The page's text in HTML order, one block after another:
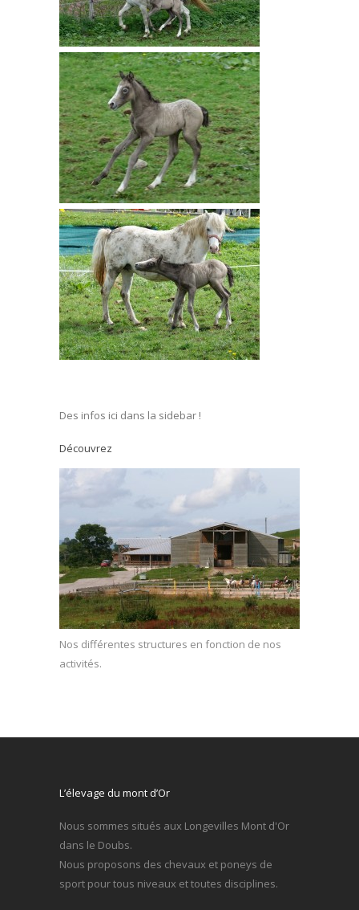
Des infos ici dans la sidebar !
Découvrez
Nos différentes structures en fonction de nos
activités.
L’élevage du mont d’Or
Nous sommes situés aux Longevilles Mont d'Or
dans le Doubs.
Nous proposons des chevaux et poneys de
sport pour tous niveaux et toutes disciplines.